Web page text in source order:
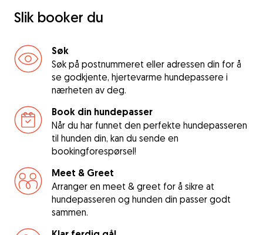
Slik booker du
Søk
Søk på postnummeret eller adressen din for å
se godkjente, hjertevarme hundepassere i
nærheten av deg.
Book din hundepasser
Når du har funnet den perfekte hundepasseren
til hunden din, kan du sende en
bookingforespørsel!
Meet & Greet
Arranger en meet & greet for å sikre at
hundepasseren og hunden din passer godt
sammen.